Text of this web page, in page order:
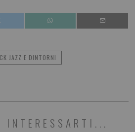
JAZZ E DINTORNI
INTERESSARTI...